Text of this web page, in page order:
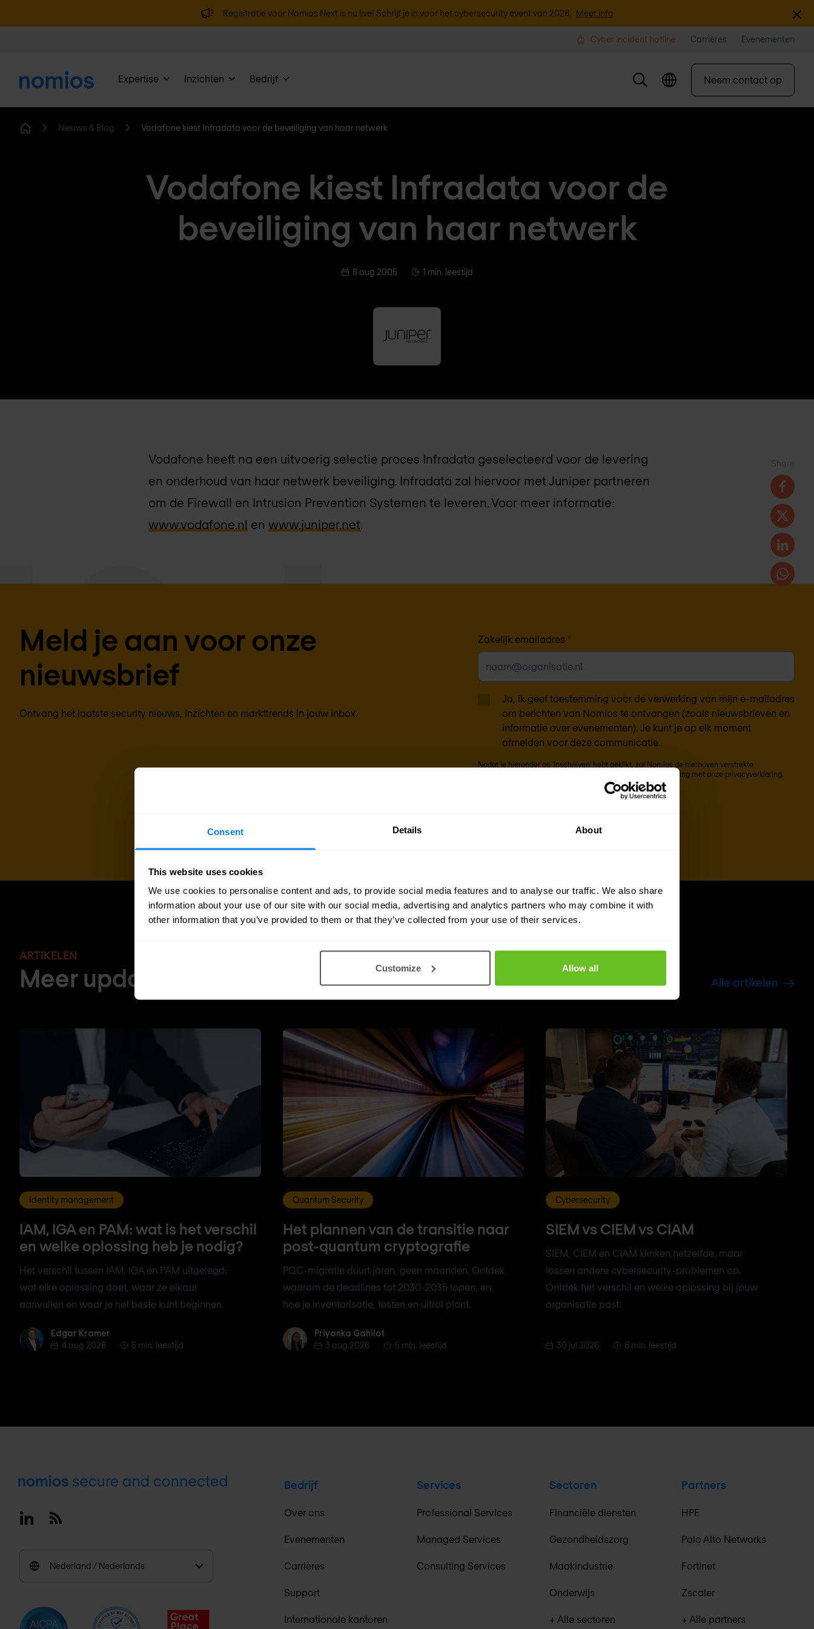
Consent Details About
This website uses cookies
We use cookies to personalise content and ads, to provide social media features and to analyse our traffic. We also share
information about your use of our site with our social media, advertising and analytics partners who may combine it with
other information that you’ve provided to them or that they’ve collected from your use of their services.
Customize Allow all
Registratie voor Nomios Next is nu live! Schrijf je in voor het cybersecurity event van 2026. Meer info
Cyber incident hotline Carrières Evenementen
Expertise Inzichten Bedrijf Neem contact op
Nieuws & Blog Vodafone kiest Infradata voor de beveiliging van haar netwerk
Vodafone kiest Infradata voor de
beveiliging van haar netwerk
8 aug 2005 1 min. leestijd
Vodafone heeft na een uitvoerig selectie proces Infradata geselecteerd voor de levering
en onderhoud van haar netwerk beveiliging. Infradata zal hiervoor met Juniper partneren
om de Firewall en Intrusion Prevention Systemen te leveren. Voor meer informatie:
www.vodafone.nl enwww.juniper.net.
Meld je aan voor onze
nieuwsbrief
Ontvang het laatste security nieuws, inzichten en markttrends in jouw inbox.
Zakelijk emailadres *
Ja, ik geef toestemming voor de verwerking van mijn e-mailadres
om berichten van Nomios te ontvangen (zoals nieuwsbrieven en
informatie over evenementen). Je kunt je op elk moment
afmelden voor deze communicatie.
Nadat je hieronder op 'Inschrijven' hebt geklikt, zal Nomios de hierboven verstrekte
persoonsgegevens opslaan en verwerken, in overeenstemming met onze privacyverklaring,
om je de gevraagde inhoud te leveren.
ARTIKELEN
Meer updates Alle artikelen
Identity management
IAM, IGA en PAM: wat is het verschil
en welke oplossing heb je nodig?
Het verschil tussen IAM, IGA en PAM uitgelegd:
wat elke oplossing doet, waar ze elkaar
aanvullen en waar je het beste kunt beginnen.
Edgar KramerEdgar Kramer
4 aug 2026
5 min. leestijd
Quantum Security
Het plannen van de transitie naar
post-quantum cryptografie
PQC-migratie duurt jaren, geen maanden. Ontdek
waarom de deadlines tot 2030-2035 lopen, en
hoe je inventarisatie, testen en uitrol plant.
Priyanka Gahilot
Priyanka Gahilot
3 aug 2026
5 min. leestijd
Cybersecurity
SIEM vs CIEM vs CIAM
SIEM, CIEM en CIAM klinken hetzelfde, maar
lossen andere cybersecurity-problemen op.
Ontdek het verschil en welke oplossing bij jouw
organisatie past.
30 jul 2026 6 min. leestijd
Footer
LinkedinRSS
Nederland / Nederlands
Bedrijf
Over ons
Evenementen
Carrières
Support
Internationale kantoren
Services
Professional Services
Managed Services
Consulting Services
Sectoren
Financiële diensten
Gezondheidszorg
Maakindustrie
Onderwijs
+ Alle sectoren
Partners
HPE
Palo Alto Networks
Fortinet
Zscaler
+ Alle partners